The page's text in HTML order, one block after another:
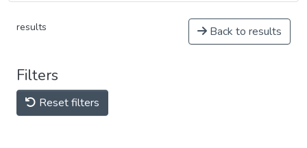
results Back to results
Filters
Reset filters